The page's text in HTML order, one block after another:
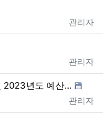
등록자
관리자
등록자
관리자
2023년도 예산…
등록자
관리자